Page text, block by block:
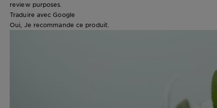
review purposes.
Traduire avec Google
Oui, Je recommande ce produit.